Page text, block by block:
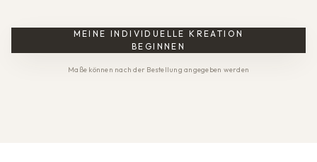
MEINE INDIVIDUELLE KREATION
BEGINNEN
Maße können nach der Bestellung angegeben werden